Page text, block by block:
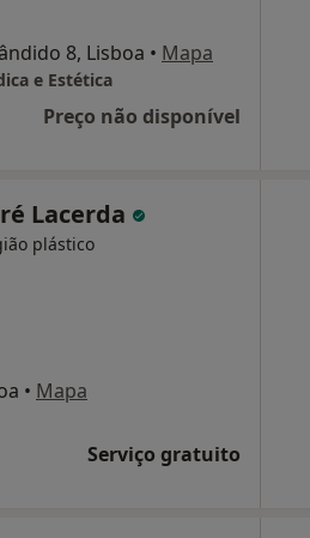
8, Lisboa • Mapa
e Estética
Preço não disponível
Lacerda
plástico
• Mapa
Serviço gratuito